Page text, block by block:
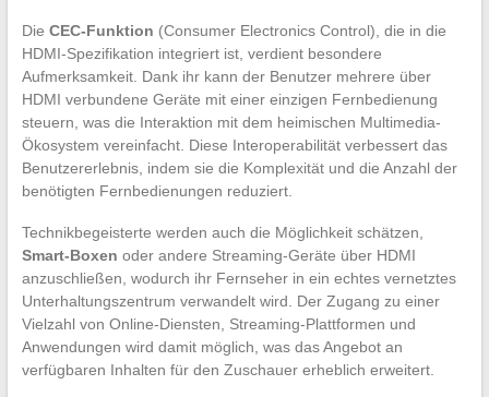
Die CEC-Funktion (Consumer Electronics Control), die in die
HDMI-Spezifikation integriert ist, verdient besondere
Aufmerksamkeit. Dank ihr kann der Benutzer mehrere über
HDMI verbundene Geräte mit einer einzigen Fernbedienung
steuern, was die Interaktion mit dem heimischen Multimedia-
Ökosystem vereinfacht. Diese Interoperabilität verbessert das
Benutzererlebnis, indem sie die Komplexität und die Anzahl der
benötigten Fernbedienungen reduziert.
Technikbegeisterte werden auch die Möglichkeit schätzen,
Smart-Boxen oder andere Streaming-Geräte über HDMI
anzuschließen, wodurch ihr Fernseher in ein echtes vernetztes
Unterhaltungszentrum verwandelt wird. Der Zugang zu einer
Vielzahl von Online-Diensten, Streaming-Plattformen und
Anwendungen wird damit möglich, was das Angebot an
verfügbaren Inhalten für den Zuschauer erheblich erweitert.